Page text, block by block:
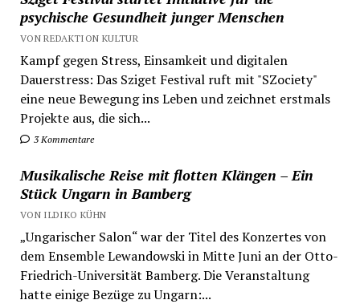
psychische Gesundheit junger Menschen
VON REDAKTION KULTUR
Kampf gegen Stress, Einsamkeit und digitalen
Dauerstress: Das Sziget Festival ruft mit "SZociety"
eine neue Bewegung ins Leben und zeichnet erstmals
Projekte aus, die sich...
3 Kommentare
Musikalische Reise mit flotten Klängen – Ein
Stück Ungarn in Bamberg
VON ILDIKO KÜHN
„Ungarischer Salon“ war der Titel des Konzertes von
dem Ensemble Lewandowski in Mitte Juni an der Otto-
Friedrich-Universität Bamberg. Die Veranstaltung
hatte einige Bezüge zu Ungarn:...